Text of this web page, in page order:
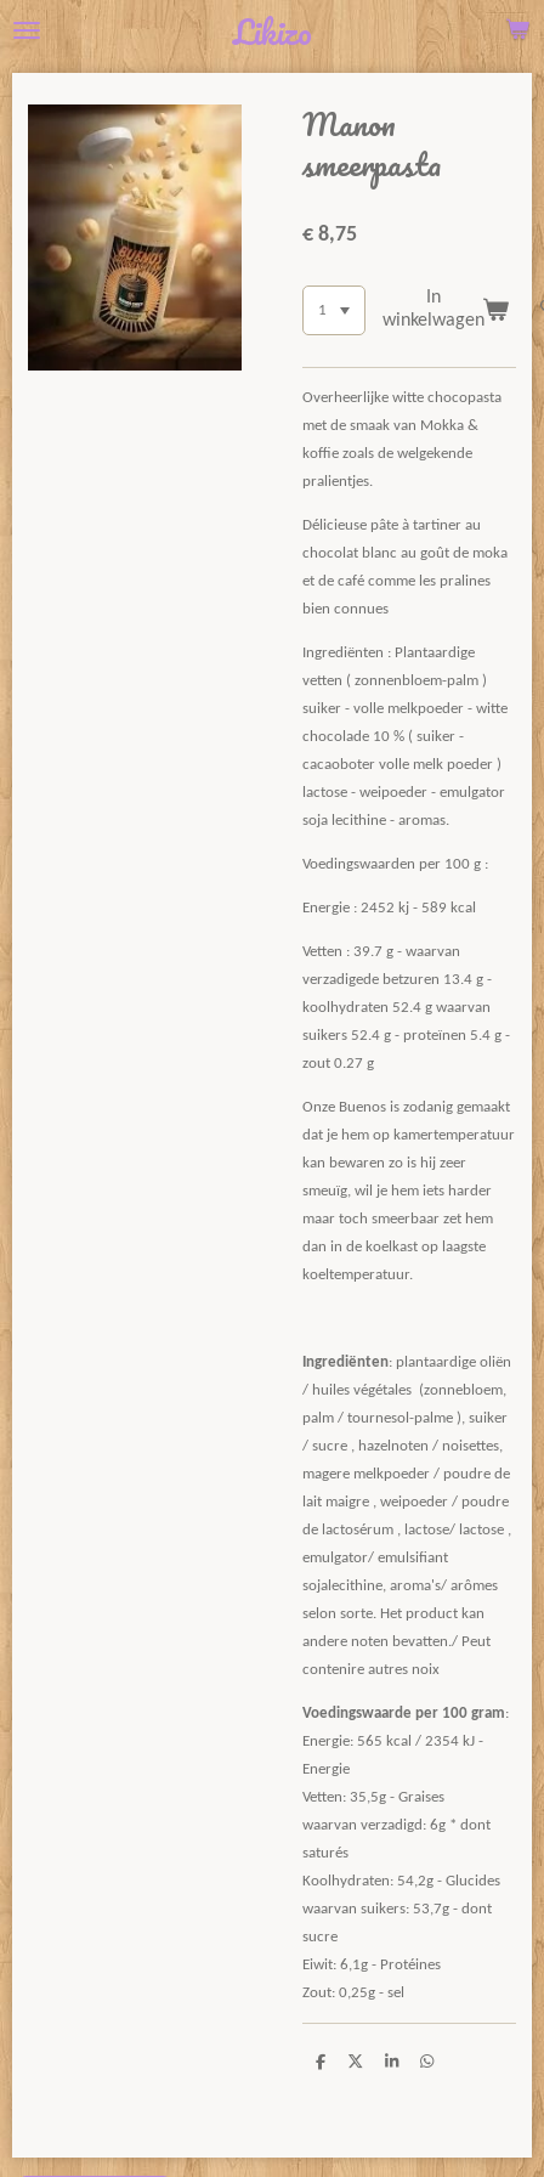
Ga
de
hoofdinhoud
Likizo
Manon
smeerpasta
€ 8,75
In
winkelwagen
Overheerlijke witte chocopasta
met de smaak van Mokka &
koffie zoals de welgekende
pralientjes.
Délicieuse pâte à tartiner au
chocolat blanc au goût de moka
et de café comme les pralines
bien connues
Ingrediënten : Plantaardige
vetten ( zonnenbloem-palm )
suiker - volle melkpoeder - witte
chocolade 10 % ( suiker -
cacaoboter volle melk poeder )
lactose - weipoeder - emulgator
soja lecithine - aromas.
Voedingswaarden per 100 g :
Energie : 2452 kj - 589 kcal
Vetten : 39.7 g - waarvan
verzadigede betzuren 13.4 g -
koolhydraten 52.4 g waarvan
suikers 52.4 g - proteïnen 5.4 g -
zout 0.27 g
Onze Buenos is zodanig gemaakt
dat je hem op kamertemperatuur
kan bewaren zo is hij zeer
smeuïg, wil je hem iets harder
maar toch smeerbaar zet hem
dan in de koelkast op laagste
koeltemperatuur.
Ingrediënten: plantaardige oliën
/ huiles végétales (zonnebloem,
palm / tournesol-palme ), suiker
/ sucre , hazelnoten / noisettes,
magere melkpoeder / poudre de
lait maigre , weipoeder / poudre
de lactosérum , lactose/ lactose ,
emulgator/ emulsifiant
sojalecithine, aroma's/ arômes
selon sorte. Het product kan
andere noten bevatten./ Peut
contenire autres noix
Voedingswaarde per 100 gram:
Energie: 565 kcal / 2354 kJ -
Energie
Vetten: 35,5g - Graises
waarvan verzadigd: 6g * dont
saturés
Koolhydraten: 54,2g - Glucides
waarvan suikers: 53,7g - dont
sucre
Eiwit: 6,1g - Protéines
Zout: 0,25g - sel
D
D
S
D